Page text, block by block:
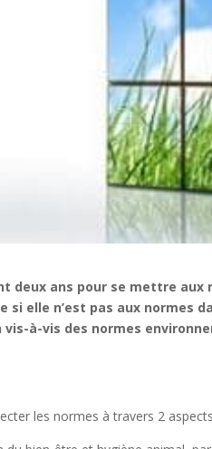
deux ans pour se mettre
si elle n’est pas aux normes
à-vis des normes
les normes à travers 2